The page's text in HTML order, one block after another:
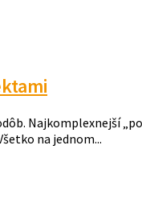
Najkomplexnejší
na jednom...